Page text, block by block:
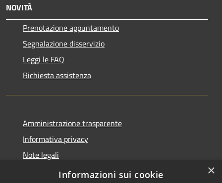
NOVITÀ
Prenotazione appuntamento
Segnalazione disservizio
Leggi le FAQ
Richiesta assistenza
Amministrazione trasparente
Informativa privacy
Note legali
Dichiarazione di accessibilità
×
Informazioni sui cookie